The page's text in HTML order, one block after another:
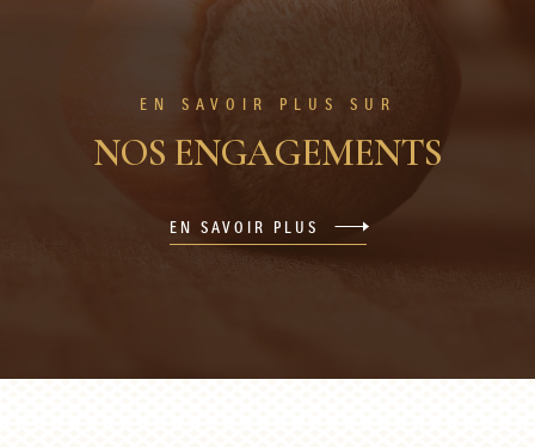
EN SAVOIR PLUS SUR
NOS ENGAGEMENTS
EN SAVOIR PLUS